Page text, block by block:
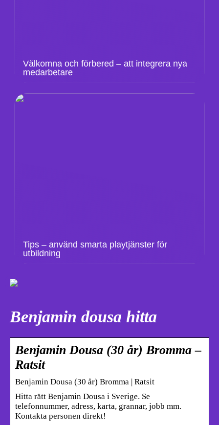
Välkomna och förbered – att integrera nya
medarbetare
Tips – använd smarta playtjänster för
utbildning
Benjamin dousa hitta
Benjamin Dousa (30 år) Bromma –
Ratsit
Benjamin Dousa (30 år) Bromma | Ratsit
Hitta rätt Benjamin Dousa i Sverige. Se
telefonnummer, adress, karta, grannar, jobb mm.
Kontakta personen direkt!